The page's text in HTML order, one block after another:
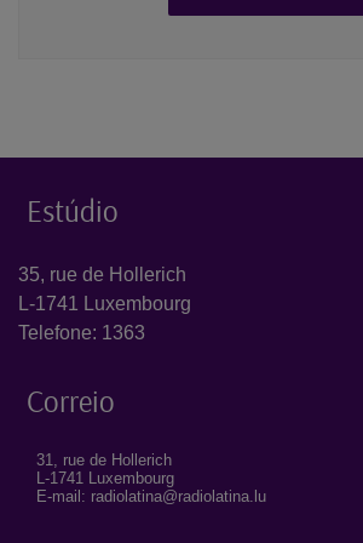
Estúdio
35, rue de Hollerich
L-1741 Luxembourg
Telefone: 1363
Correio
31, rue de Hollerich
L-1741 Luxembourg
E-mail: radiolatina@radiolatina.lu